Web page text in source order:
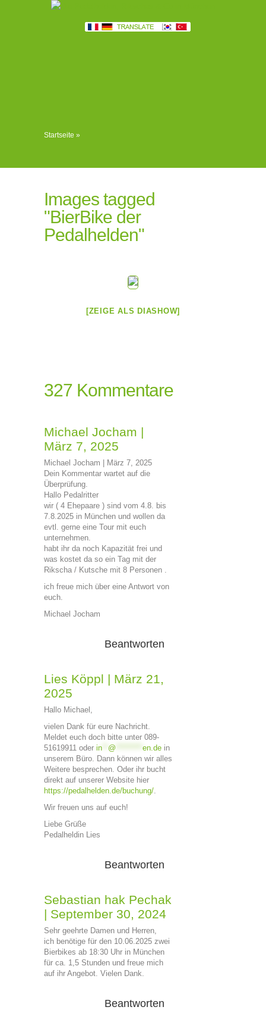
Startseite »
Images tagged
"BierBike der
Pedalhelden"
[ZEIGE ALS DIASHOW]
327 Kommentare
Michael Jocham |
März 7, 2025
Michael Jocham | März 7, 2025
Dein Kommentar wartet auf die
Überprüfung.
Hallo Pedalritter
wir ( 4 Ehepaare ) sind vom 4.8. bis
7.8.2025 in München und wollen da
evtl. gerne eine Tour mit euch
unternehmen.
habt ihr da noch Kapazität frei und
was kostet da so ein Tag mit der
Rikscha / Kutsche mit 8 Personen .
ich freue mich über eine Antwort von
euch.
Michael Jocham
Beantworten
Lies Köppl | März 21,
2025
Hallo Michael,
vielen Dank für eure Nachricht.
Meldet euch doch bitte unter 089-
51619911 oder in @ en.de in
unserem Büro. Dann können wir alles
Weitere besprechen. Oder ihr bucht
direkt auf unserer Website hier
https://pedalhelden.de/buchung/.
Wir freuen uns auf euch!
Liebe Grüße
Pedalheldin Lies
Beantworten
Sebastian hak Pechak
| September 30, 2024
Sehr geehrte Damen und Herren,
ich benötige für den 10.06.2025 zwei
Bierbikes ab 18:30 Uhr in München
für ca. 1,5 Stunden und freue mich
auf ihr Angebot. Vielen Dank.
Beantworten